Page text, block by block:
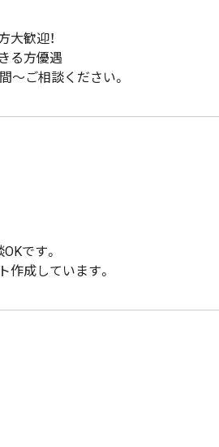
大歓迎！
る方優遇
～ご相談ください。
です。
作成しています。